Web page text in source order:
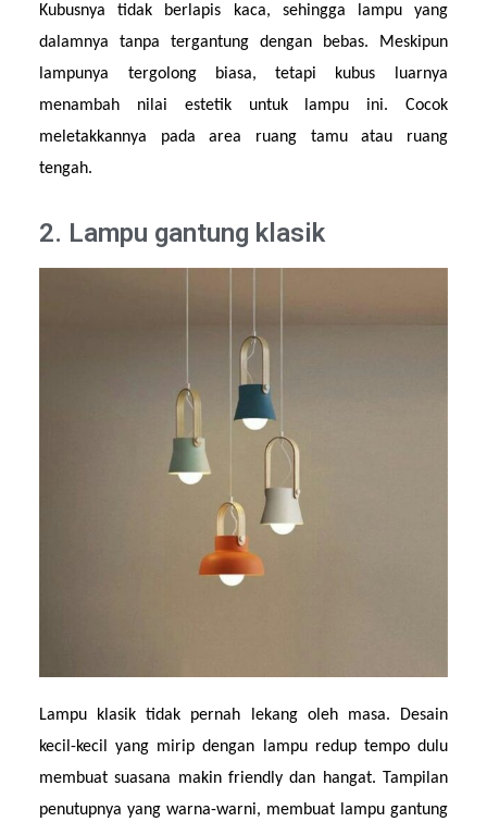
Kubusnya tidak berlapis kaca, sehingga lampu yang
dalamnya tanpa tergantung dengan bebas. Meskipun
lampunya tergolong biasa, tetapi kubus luarnya
menambah nilai estetik untuk lampu ini. Cocok
meletakkannya pada area ruang tamu atau ruang
tengah.
2. Lampu gantung klasik
Lampu klasik tidak pernah lekang oleh masa. Desain
kecil-kecil yang mirip dengan lampu redup tempo dulu
membuat suasana makin friendly dan hangat. Tampilan
penutupnya yang warna-warni, membuat lampu gantung